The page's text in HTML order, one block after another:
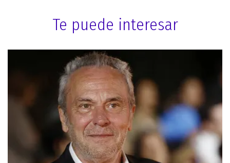
Te puede interesar